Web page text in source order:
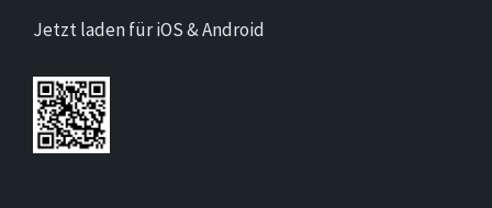
Jetzt laden für iOS & Android